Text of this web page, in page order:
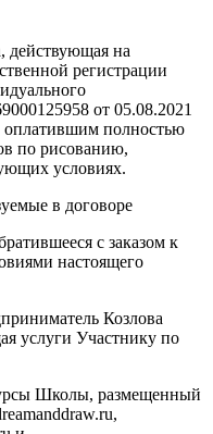
действующая на
регистрации
от 05.08.2021
оплатившим полностью
по рисованию,
условиях.
в договоре
с заказом к
настоящего
Козлова
услуги Участнику по
Школы, размещенный